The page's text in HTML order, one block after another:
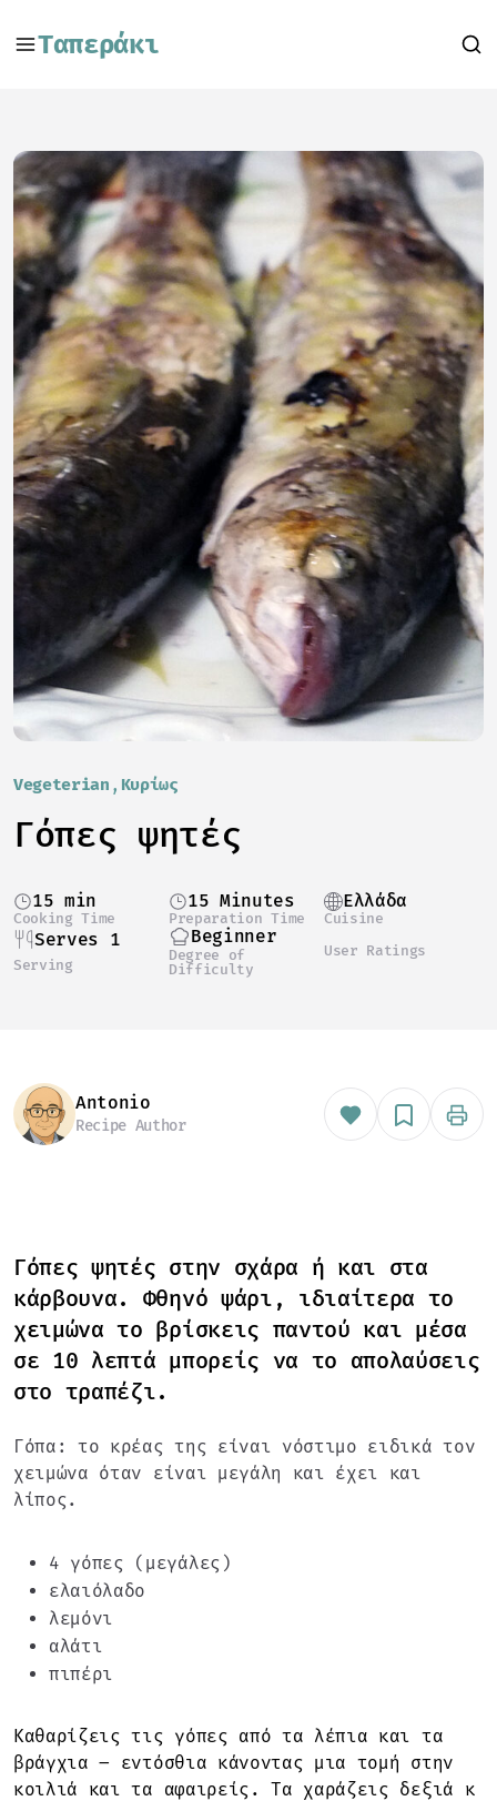
Ταπεράκι
Vegeterian Κυρίως
Γόπες ψητές
15 min
Cooking Time
15 Minutes
Preparation Time
Ελλάδα
Cuisine
Serves 1
Serving
Beginner
Degree of
Difficulty
User Ratings
Antonio
Recipe Author
Γόπες ψητές στην σχάρα ή και στα
κάρβουνα. Φθηνό ψάρι, ιδιαίτερα το
χειμώνα το βρίσκεις παντού και μέσα
σε 10 λεπτά μπορείς να το απολαύσεις
στο τραπέζι.
Γόπα: το κρέας της είναι νόστιμο ειδικά τον
χειμώνα όταν είναι μεγάλη και έχει και
λίπος.
4 γόπες (μεγάλες)
ελαιόλαδο
λεμόνι
αλάτι
πιπέρι
Καθαρίζεις τις γόπες από τα λέπια και τα
βράγχια – εντόσθια κάνοντας μια τομή στην
κοιλιά και τα αφαιρείς. Τα χαράζεις δεξιά κ